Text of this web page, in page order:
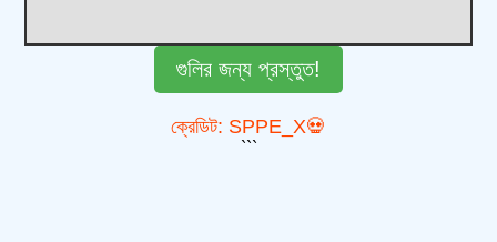
গুলির জন্য প্রস্তুত!
ক্রেডিট: SPPE_X💀
```